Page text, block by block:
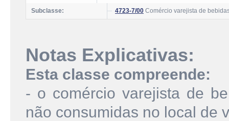
Subclasse: 4723-7/00 Comércio varejista de
Notas Explicativas:
Esta classe compreende:
- o comércio varejista de
não consumidas no local de